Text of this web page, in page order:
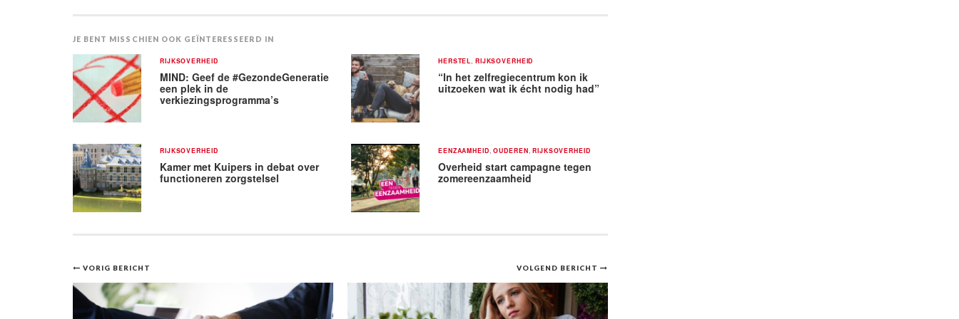
JE BENT MISSCHIEN OOK GEÏNTERESSEERD IN
RIJKSOVERHEID
MIND: Geef de #GezondeGeneratie
een plek in de
verkiezingsprogramma’s
HERSTEL RIJKSOVERHEID
“In het zelfregiecentrum kon ik
uitzoeken wat ik écht nodig had”
RIJKSOVERHEID
Kamer met Kuipers in debat over
functioneren zorgstelsel
EENZAAMHEID ,OUDEREN ,RIJKSOVERHEID
Overheid start campagne tegen
zomereenzaamheid
Bericht
navigatie
VOLGEND BERICHT
VORIG BERICHT